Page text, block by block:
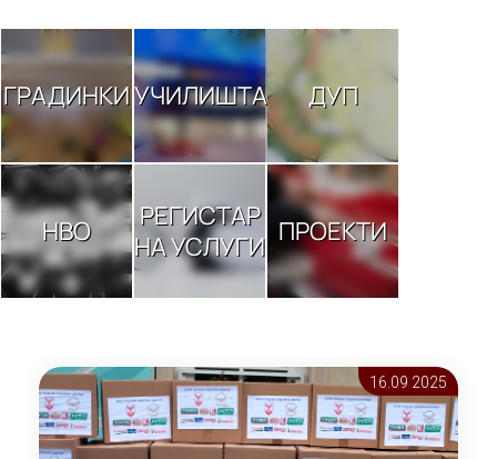
ГРАДИНКИУЧИЛИШТА ДУП
НВО
РЕГИСТАР
НА УСЛУГИ ПРОЕКТИ
16.09 2025